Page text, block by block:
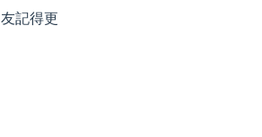
記得更